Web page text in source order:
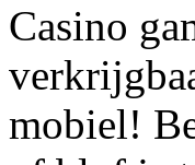
Casino
mobiel!